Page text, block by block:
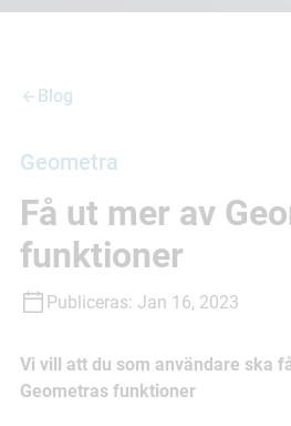
Blog
Geometra
Få ut mer av
funktioner
Publiceras: Jan 16, 2023
Vi vill att du som användare ska
Geometras funktioner